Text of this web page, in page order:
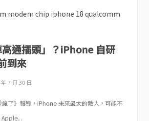
通插頭」？iPhone 自研
到來
7 月 30 日
瘋了》報導，iPhone 未來最大的敵人，可能不